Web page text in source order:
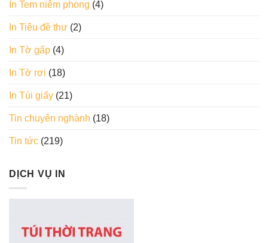
In Tem niêm phong (4)
In Tiêu đề thư (2)
In Tờ gấp (4)
In Tờ rơi (18)
In Túi giấy (21)
Tin chuyên nghành (18)
Tin tức (219)
DỊCH VỤ IN